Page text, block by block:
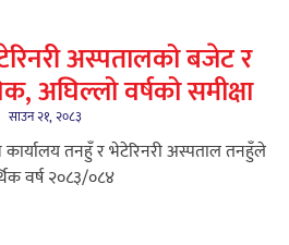
अस्पतालको बजेट र
अघिल्लो वर्षको समीक्षा
साउन २१, २०८३
तनहुँ र भेटेरिनरी अस्पताल तनहुँले
वर्ष २०८३/०८४